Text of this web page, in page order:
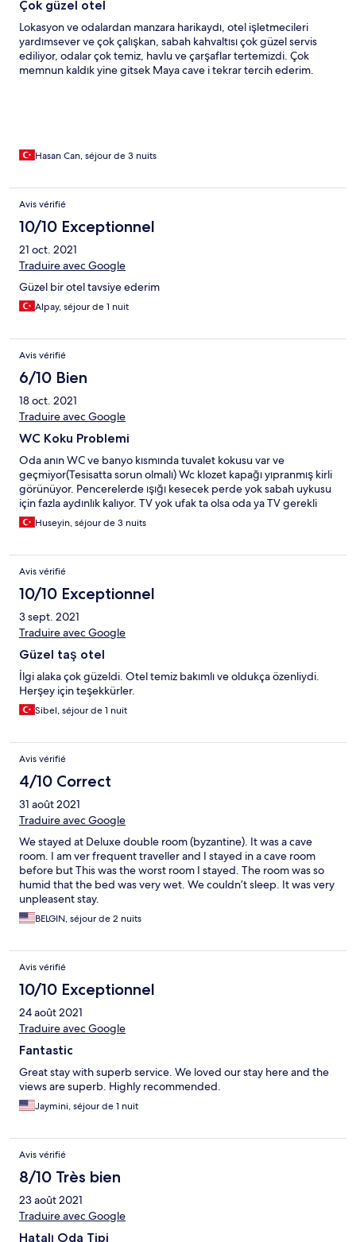
Çok güzel otel
Lokasyon ve odalardan manzara harikaydı, otel işletmecileri
yardımsever ve çok çalışkan, sabah kahvaltısı çok güzel servis
ediliyor, odalar çok temiz, havlu ve çarşaflar tertemizdi. Çok
memnun kaldık yine gitsek Maya cave i tekrar tercih ederim.
Hasan Can, séjour de 3 nuits
Avis vérifié
10/10 Exceptionnel
21 oct. 2021
Traduire avec Google
Güzel bir otel tavsiye ederim
Alpay, séjour de 1 nuit
Avis vérifié
6/10 Bien
18 oct. 2021
Traduire avec Google
WC Koku Problemi
Oda anın WC ve banyo kısmında tuvalet kokusu var ve
geçmiyor(Tesisatta sorun olmalı) Wc klozet kapağı yıpranmış kirli
görünüyor. Pencerelerde ışığı kesecek perde yok sabah uykusu
için fazla aydınlık kalıyor. TV yok ufak ta olsa oda ya TV gerekli
Huseyin, séjour de 3 nuits
Avis vérifié
10/10 Exceptionnel
3 sept. 2021
Traduire avec Google
Güzel taş otel
İlgi alaka çok güzeldi. Otel temiz bakımlı ve oldukça özenliydi.
Herşey için teşekkürler.
Sibel, séjour de 1 nuit
Avis vérifié
4/10 Correct
31 août 2021
Traduire avec Google
We stayed at Deluxe double room (byzantine). It was a cave
room. I am ver frequent traveller and I stayed in a cave room
before but This was the worst room I stayed. The room was so
humid that the bed was very wet. We couldn’t sleep. It was very
unpleasent stay.
BELGIN, séjour de 2 nuits
Avis vérifié
10/10 Exceptionnel
24 août 2021
Traduire avec Google
Fantastic
Great stay with superb service. We loved our stay here and the
views are superb. Highly recommended.
Jaymini, séjour de 1 nuit
Avis vérifié
8/10 Très bien
23 août 2021
Traduire avec Google
Hatalı Oda Tipi